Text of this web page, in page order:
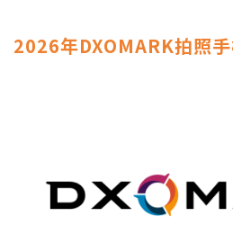
2026年DXOMARK拍照